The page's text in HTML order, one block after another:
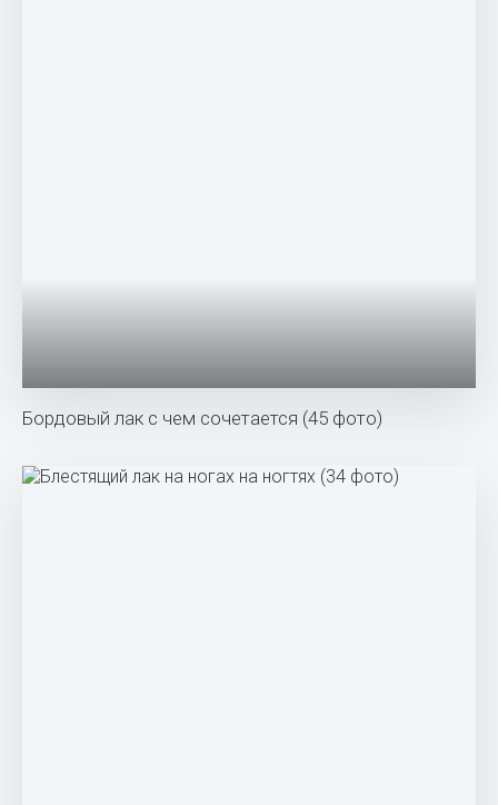
Бордовый лак с чем сочетается (45 фото)